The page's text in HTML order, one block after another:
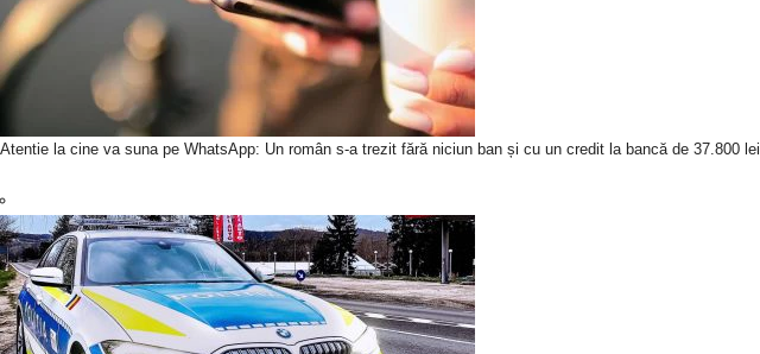
Atentie la cine va suna pe WhatsApp: Un român s-a trezit fără niciun ban și cu un credit la bancă de 37.800 lei